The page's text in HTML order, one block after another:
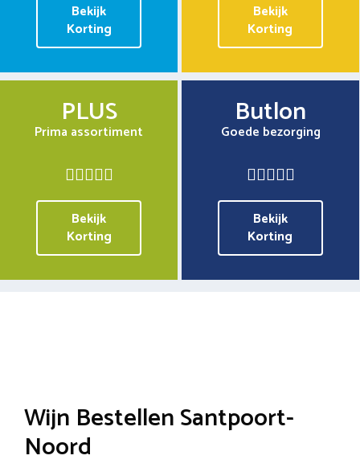
Bekijk
Korting
Bekijk
Korting
PLUS
Prima assortiment
Bekijk
Korting
Butlon
Goede bezorging
Bekijk
Korting
Wijn Bestellen Santpoort-
Noord